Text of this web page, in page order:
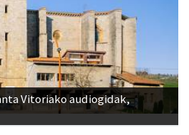
Vitoriako audiogidak,